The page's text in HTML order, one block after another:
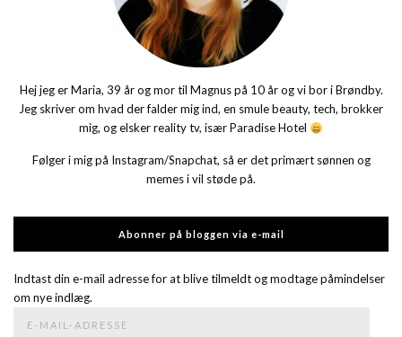
Hej jeg er Maria, 39 år og mor til Magnus på 10 år og vi bor i Brøndby.
Jeg skriver om hvad der falder mig ind, en smule beauty, tech, brokker
mig, og elsker reality tv, især Paradise Hotel
Følger i mig på Instagram/Snapchat, så er det primært sønnen og
memes i vil støde på.
Abonner på bloggen via e-mail
Indtast din e-mail adresse for at blive tilmeldt og modtage påmindelser
om nye indlæg.